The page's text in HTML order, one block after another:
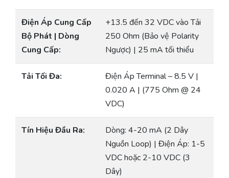
Điện Áp Cung Cấp
Bộ Phát | Dòng
Cung Cấp:
+13.5 đến 32 VDC vào Tải
250 Ohm (Bảo vệ Polarity
Ngược) | 25 mA tối thiểu
Tải Tối Đa:
Điện Áp Terminal – 8.5 V |
0.020 A | (775 Ohm @ 24
VDC)
Tín Hiệu Đầu Ra:
Dòng: 4-20 mA (2 Dây
Nguồn Loop) | Điện Áp: 1-5
VDC hoặc 2-10 VDC (3
Dây)